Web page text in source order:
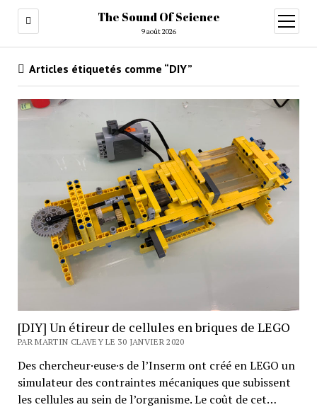
The Sound Of Science
9 août 2026
ouvrir
menu
Articles étiquetés comme “DIY”
[DIY] Un étireur de cellules en briques de LEGO
PAR MARTIN CLAVEY LE 30 JANVIER 2020
Des chercheur·euse·s de l’Inserm ont créé en LEGO un
simulateur des contraintes mécaniques que subissent
les cellules au sein de l’organisme. Le coût de cet…